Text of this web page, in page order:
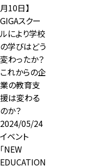
月10日】
GIGAスクー
ルにより学校
の学びはどう
変わったか？
これからの企
業の教育支
援は変わる
のか？
2024/05/24
イベント
「NEW
EDUCATION